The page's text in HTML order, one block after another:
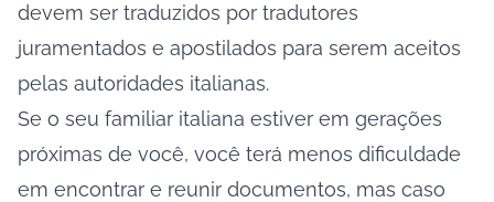
devem ser traduzidos por tradutores
juramentados e apostilados para serem aceitos
pelas autoridades italianas.
Se o seu familiar italiana estiver em gerações
próximas de você, você terá menos dificuldade
em encontrar e reunir documentos, mas caso